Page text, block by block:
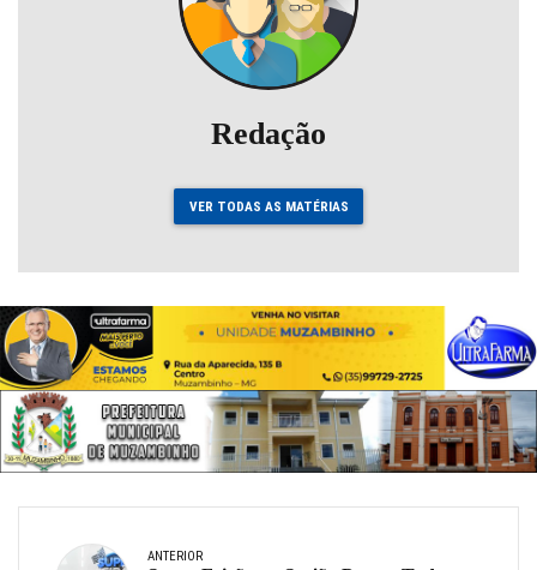
Redação
VER TODAS AS MATÉRIAS
ANTERIOR